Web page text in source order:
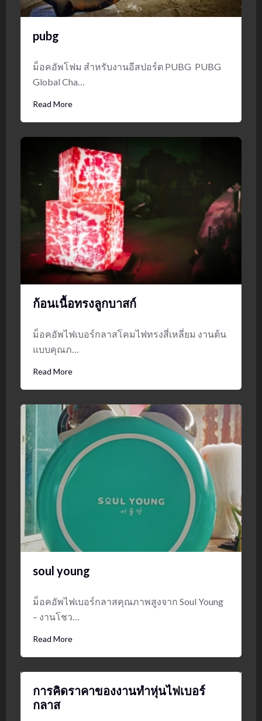
pubg
ม็อคอัพโฟม สำหรับงานอีสปอร์ต PUBG PUBG
Global Cha…
Read More
ก้อนเนื้อทรงลูกบาสก์
ม็อคอัพไฟเบอร์กลาสโคมไฟทรงสี่เหลี่ยม งานต้น
แบบคุณภ…
Read More
soul young
ม็อคอัพไฟเบอร์กลาสคุณภาพสูงจาก Soul Young
– งานโชว…
Read More
การคิดราคาของงานทำหุ่นไฟเบอร์
กลาส